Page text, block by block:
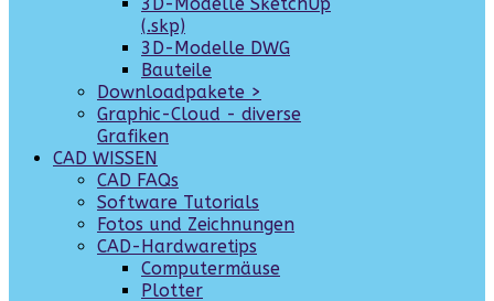
(.skp)
3D-Modelle DWG
Bauteile
Downloadpakete >
Graphic-Cloud - diverse
Grafiken
CAD WISSEN
CAD FAQs
Software Tutorials
Fotos und Zeichnungen
CAD-Hardwaretips
Computermäuse
Plotter